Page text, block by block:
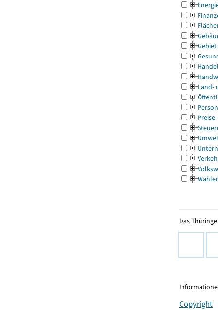
Gebiet
Land-
Preise
Das
Copyright